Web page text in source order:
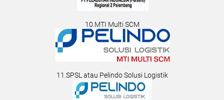
10.MTI Multi SCM
11.SPSL atau Pelindo Solusi Logistik